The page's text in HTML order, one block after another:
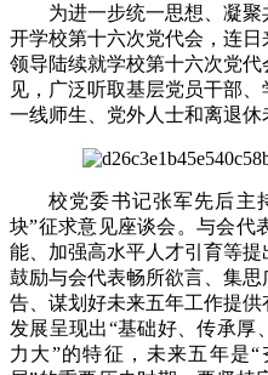
为进一步统一思想、凝
开学校第十六次党代会，连
领导陆续就学校第十六次党
见，广泛听取基层党员干部、
一线师生、党外人士和离退休
校党委书记张军先后主
块”征求意见座谈会。与会代
能、加强高水平人才引育等提
鼓励与会代表畅所欲言、集
告、谋划好未来五年工作提
发展呈现出“基础好、传承厚
力大”的特征，未来五年是